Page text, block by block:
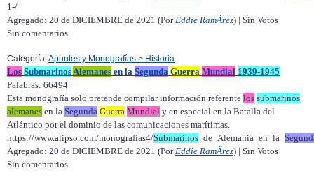
1-/
Agregado: 20 de DICIEMBRE de 2021 (PorEddie RamÃ­rez) | Sin Votos
Sin comentarios
Categoría:Apuntes y Monografías > Historia
Los SubmarinosAlemanes en la Segunda Guerra Mundial 1939-1945
Palabras: 66494
Esta monografía solo pretende compilar información referente los submarinos
alemanes en la Segunda Guerra Mundial y en especial en la Batalla del
Atlántico por el dominio de las comunicaciones marítimas.
https://www.alipso.com/monografias4/Submarinos _de_Alemania_en_la_
Agregado: 20 de DICIEMBRE de 2021 (PorEddie RamÃ­rez) | Sin Votos
Sin comentarios